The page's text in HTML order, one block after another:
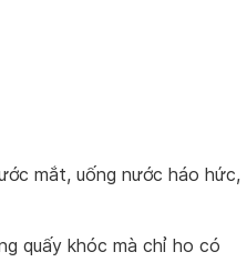
mắt, uống nước háo hức,
quấy khóc mà chỉ ho có